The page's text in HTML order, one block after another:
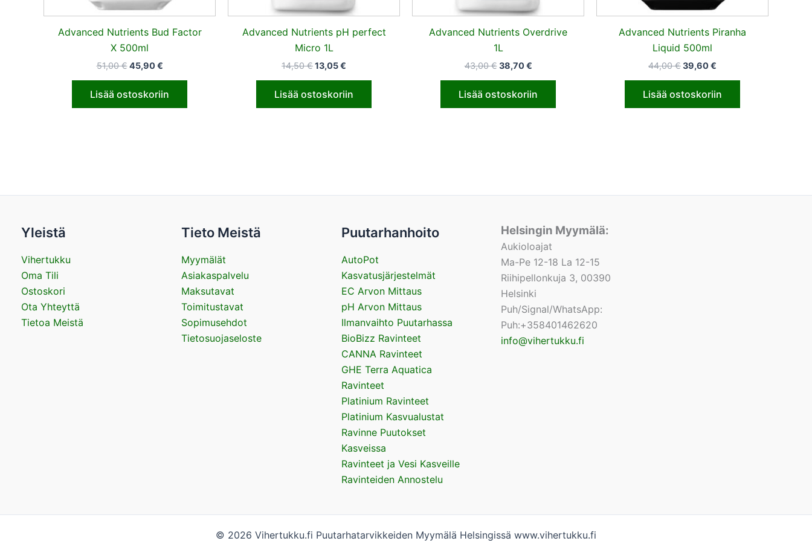
Advanced Nutrients Bud Factor
X 500ml
51,00€ 45,90€
Lisää ostoskoriin
Advanced Nutrients pH perfect
Micro 1L
14,50€13,05€
Lisää ostoskoriin
Advanced Nutrients Overdrive
1L
43,00€ 38,70€
Lisää ostoskoriin
Advanced Nutrients Piranha
Liquid 500ml
44,00€39,60€
Lisää ostoskoriin
Yleistä
Vihertukku
Oma Tili
Ostoskori
Ota Yhteyttä
Tietoa Meistä
Tieto Meistä
Myymälät
Asiakaspalvelu
Maksutavat
Toimitustavat
Sopimusehdot
Tietosuojaseloste
Puutarhanhoito
AutoPot
Kasvatusjärjestelmät
EC Arvon Mittaus
pH Arvon Mittaus
Ilmanvaihto Puutarhassa
BioBizz Ravinteet
CANNA Ravinteet
GHE Terra Aquatica
Ravinteet
Platinium Ravinteet
Platinium Kasvualustat
Ravinne Puutokset
Kasveissa
Ravinteet ja Vesi Kasveille
Ravinteiden Annostelu
Helsingin Myymälä:
Aukioloajat
Ma-Pe 12-18 La 12-15
Riihipellonkuja 3, 00390
Helsinki
Puh/Signal/WhatsApp:
Puh:+358401462620
info@vihertukku.fi
© 2026 Vihertukku.fi Puutarhatarvikkeiden Myymälä Helsingissä www.vihertukku.fi